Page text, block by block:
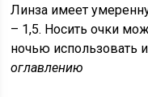
Линза имеет
– 1,5. Носить очки
ночью использовать
оглавлению